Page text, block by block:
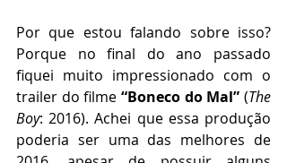
Por que estou falando sobre isso?
Porque no final do ano passado
fiquei muito impressionado com o
trailer do filme “Boneco do Mal” (The
Boy: 2016). Achei que essa produção
poderia ser uma das melhores de